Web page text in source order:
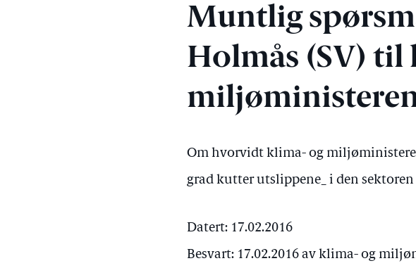
Muntlig
Holmås (SV) til
Om hvorvidt klima- og
grad kutter utslippene_ i den
Datert: 17.02.2016
Besvart: 17.02.2016 av klima- og